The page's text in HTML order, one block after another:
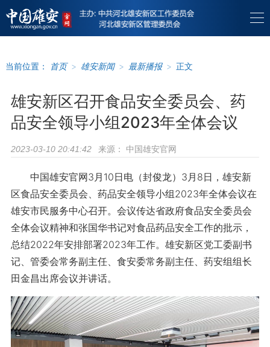
当前位置： 首页 > 雄安新闻 > 最新播报 > 正文
雄安新区召开食品安全委员会、药
品安全领导小组2023年全体会议
2023-03-10 20:41:42 来源： 中国雄安官网
中国雄安官网3月10日电（封俊龙）3月8日，雄安新
区食品安全委员会、药品安全领导小组2023年全体会议在
雄安市民服务中心召开。会议传达省政府食品安全委员会
全体会议精神和张国华书记对食品药品安全工作的批示，
总结2022年安排部署2023年工作。雄安新区党工委副书
记、管委会常务副主任、食安委常务副主任、药安组组长
田金昌出席会议并讲话。